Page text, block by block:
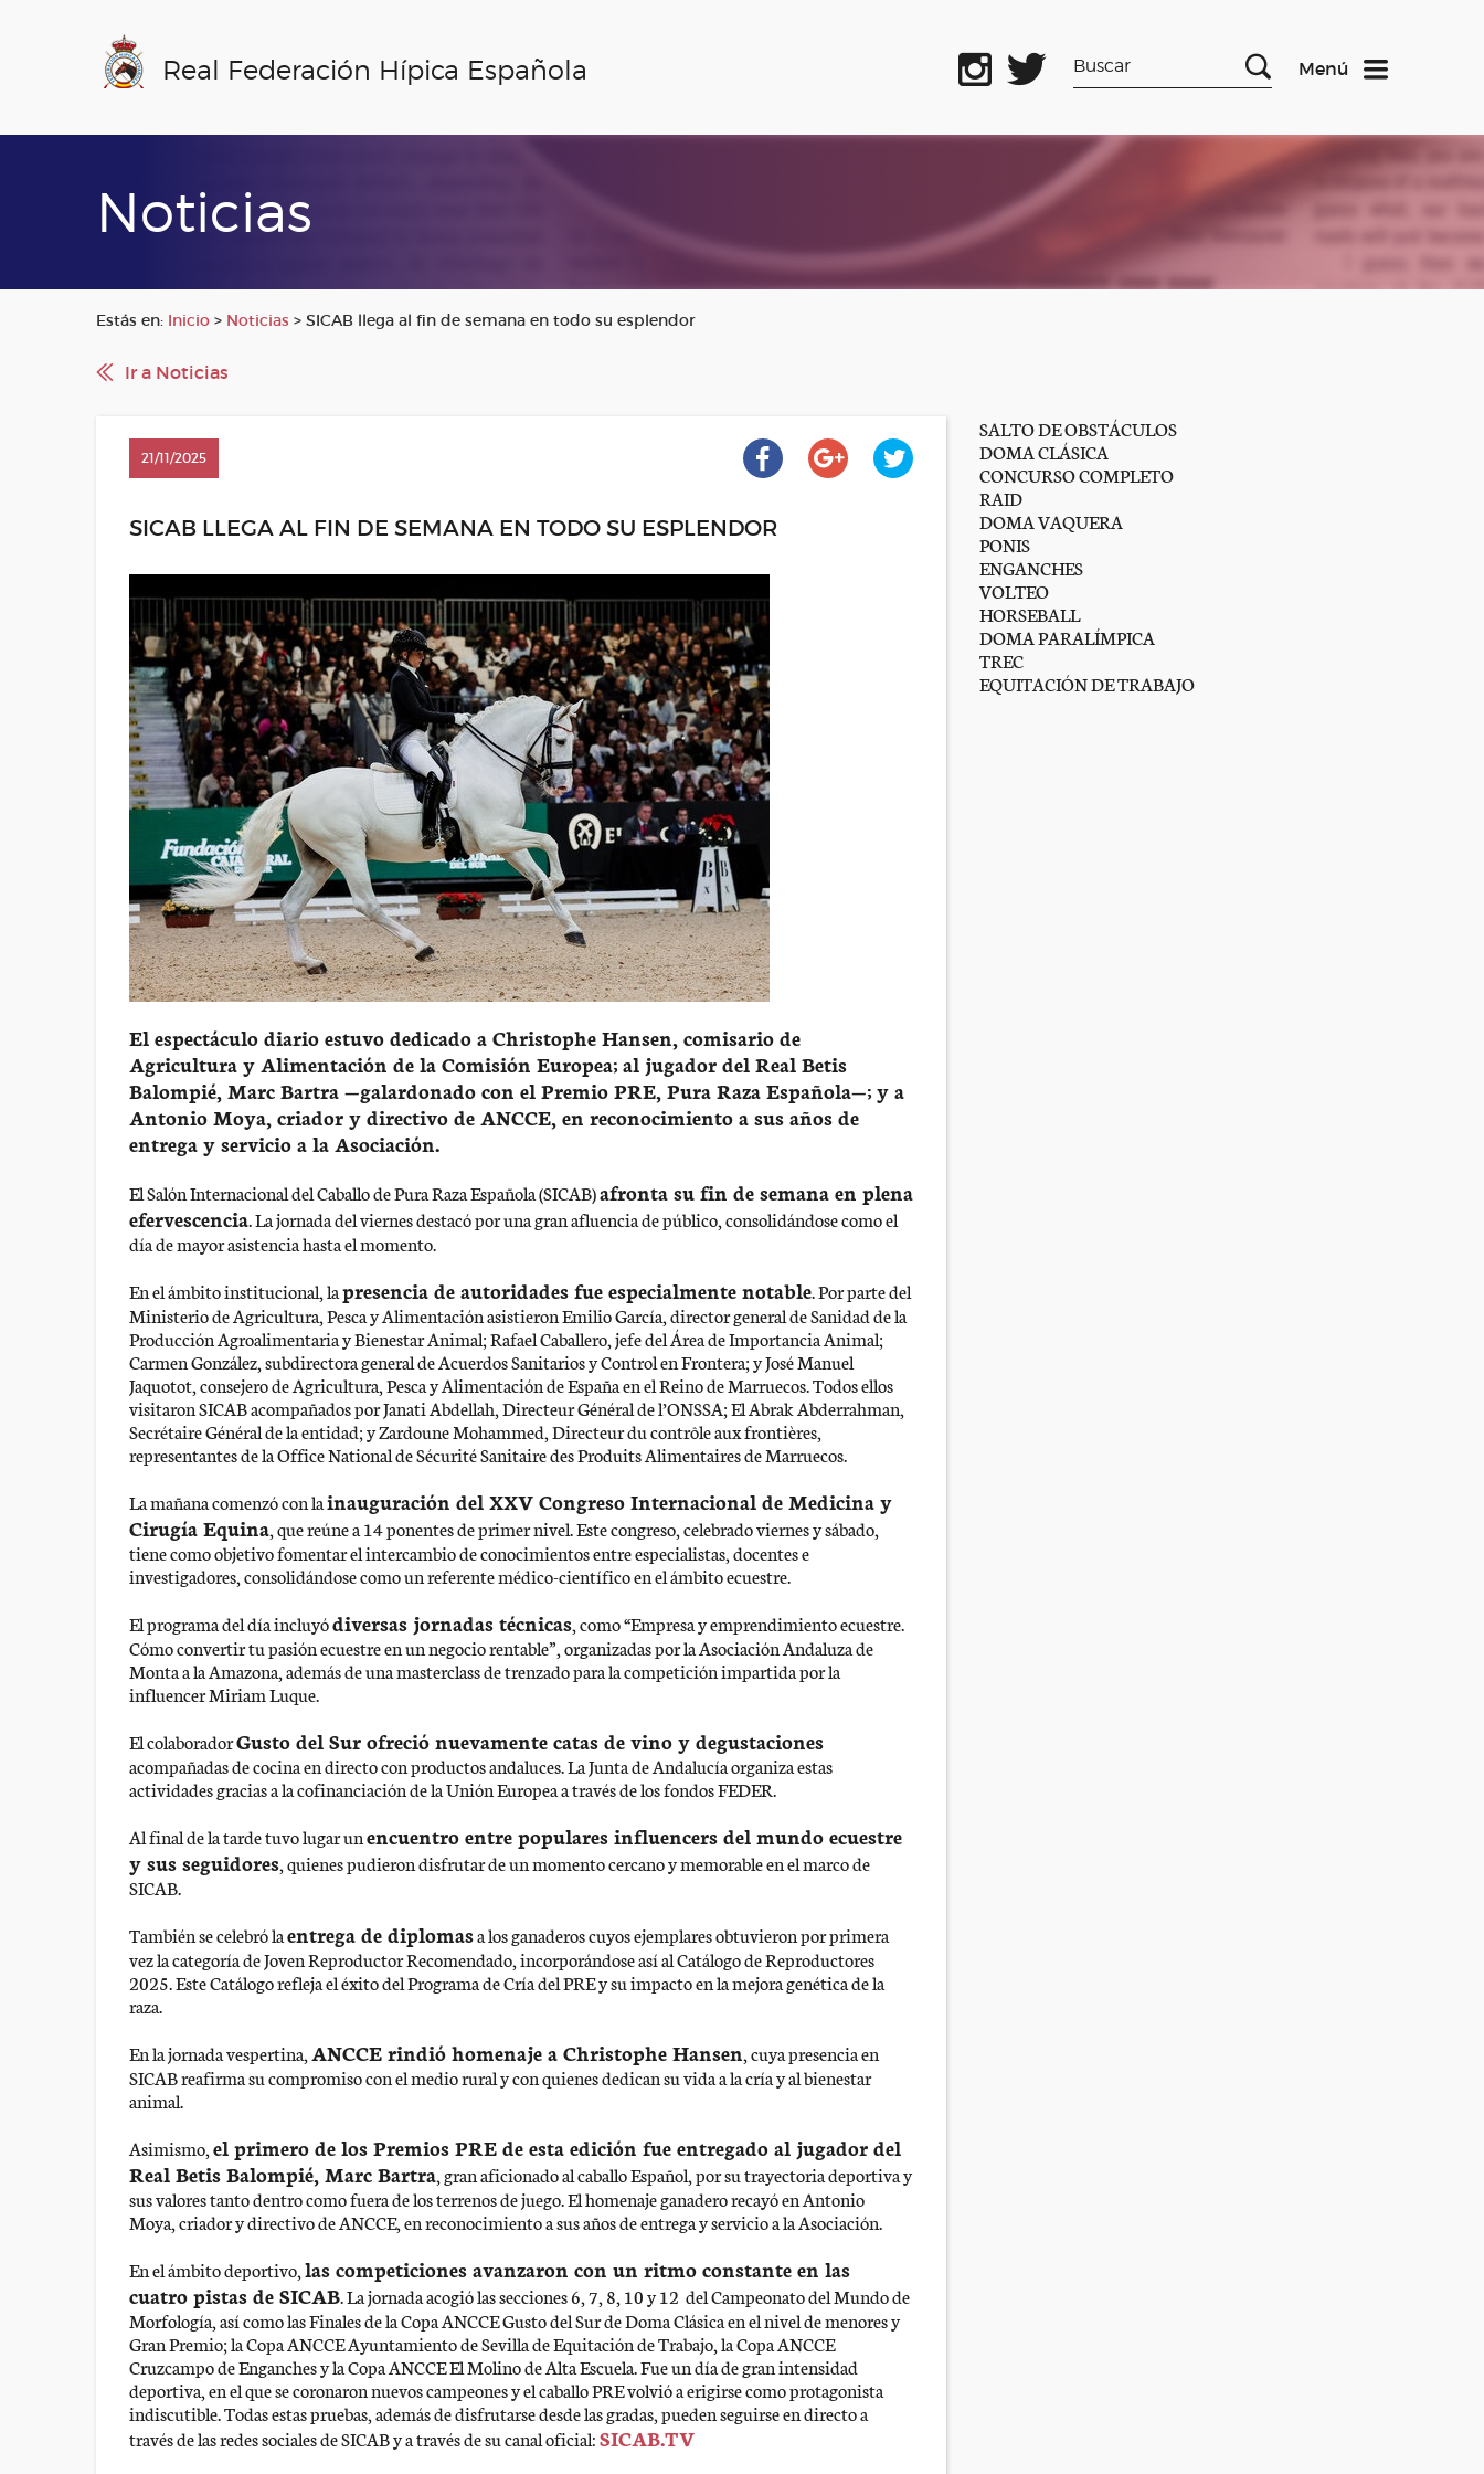
Real Federación Hípica Española Menú
Noticias
Estás en: Inicio > Noticias > SICAB llega al fin de semana en todo su esplendor
Ir a Noticias
21/11/2025
SICAB LLEGA AL FIN DE SEMANA EN TODO SU ESPLENDOR
El espectáculo diario estuvo dedicado a Christophe Hansen, comisario de
Agricultura y Alimentación de la Comisión Europea; al jugador del Real Betis
Balompié, Marc Bartra —galardonado con el Premio PRE, Pura Raza Española—; y a
Antonio Moya, criador y directivo de ANCCE, en reconocimiento a sus años de
entrega y servicio a la Asociación.
El Salón Internacional del Caballo de Pura Raza Española (SICAB)afronta su fin de semana en plena
efervescencia. La jornada del viernes destacó por una gran afluencia de público, consolidándose como el
día de mayor asistencia hasta el momento.
En el ámbito institucional, lapresencia de autoridades fue especialmente notable. Por parte del
Ministerio de Agricultura, Pesca y Alimentación asistieron Emilio García, director general de Sanidad de la
Producción Agroalimentaria y Bienestar Animal; Rafael Caballero, jefe del Área de Importancia Animal;
Carmen González, subdirectora general de Acuerdos Sanitarios y Control en Frontera; y José Manuel
Jaquotot, consejero de Agricultura, Pesca y Alimentación de España en el Reino de Marruecos. Todos ellos
visitaron SICAB acompañados por Janati Abdellah, Directeur Général de l’ONSSA; El Abrak Abderrahman,
Secrétaire Général de la entidad; y Zardoune Mohammed, Directeur du contrôle aux frontières,
representantes de la Office National de Sécurité Sanitaire des Produits Alimentaires de Marruecos.
La mañana comenzó con lainauguración del XXV Congreso Internacional de Medicina y
Cirugía Equina, que reúne a 14 ponentes de primer nivel. Este congreso, celebrado viernes y sábado,
tiene como objetivo fomentar el intercambio de conocimientos entre especialistas, docentes e
investigadores, consolidándose como un referente médico-científico en el ámbito ecuestre.
El programa del día incluyódiversas jornadas técnicas, como “Empresa y emprendimiento ecuestre.
Cómo convertir tu pasión ecuestre en un negocio rentable”, organizadas por la Asociación Andaluza de
Monta a la Amazona, además de una masterclass de trenzado para la competición impartida por la
influencer Miriam Luque.
El colaboradorGusto del Sur ofreció nuevamente catas de vino y degustaciones
acompañadas de cocina en directo con productos andaluces. La Junta de Andalucía organiza estas
actividades gracias a la cofinanciación de la Unión Europea a través de los fondos FEDER.
Al final de la tarde tuvo lugar unencuentro entre populares influencers del mundo ecuestre
y sus seguidores, quienes pudieron disfrutar de un momento cercano y memorable en el marco de
SICAB.
También se celebró laentrega de diplomasa los ganaderos cuyos ejemplares obtuvieron por primera
vez la categoría de Joven Reproductor Recomendado, incorporándose así al Catálogo de Reproductores
2025. Este Catálogo refleja el éxito del Programa de Cría del PRE y su impacto en la mejora genética de la
raza.
En la jornada vespertina, ANCCE rindió homenaje a Christophe Hansen, cuya presencia en
SICAB reafirma su compromiso con el medio rural y con quienes dedican su vida a la cría y al bienestar
animal.
Asimismo,el primero de los Premios PRE de esta edición fue entregado al jugador del
Real Betis Balompié, Marc Bartra, gran aficionado al caballo Español, por su trayectoria deportiva y
sus valores tanto dentro como fuera de los terrenos de juego. El homenaje ganadero recayó en Antonio
Moya, criador y directivo de ANCCE, en reconocimiento a sus años de entrega y servicio a la Asociación.
En el ámbito deportivo,las competiciones avanzaron con un ritmo constante en las
cuatro pistas de SICAB. La jornada acogió las secciones 6, 7, 8, 10 y 12 del Campeonato del Mundo de
Morfología, así como las Finales de la Copa ANCCE Gusto del Sur de Doma Clásica en el nivel de menores y
Gran Premio; la Copa ANCCE Ayuntamiento de Sevilla de Equitación de Trabajo, la Copa ANCCE
Cruzcampo de Enganches y la Copa ANCCE El Molino de Alta Escuela. Fue un día de gran intensidad
deportiva, en el que se coronaron nuevos campeones y el caballo PRE volvió a erigirse como protagonista
indiscutible. Todas estas pruebas, además de disfrutarse desde las gradas, pueden seguirse en directo a
través de las redes sociales de SICAB y a través de su canal oficial:SICAB.TV
SALTO DE OBSTÁCULOS
DOMA CLÁSICA
CONCURSO COMPLETO
RAID
DOMA VAQUERA
PONIS
ENGANCHES
VOLTEO
HORSEBALL
DOMA PARALÍMPICA
TREC
EQUITACIÓN DE TRABAJO